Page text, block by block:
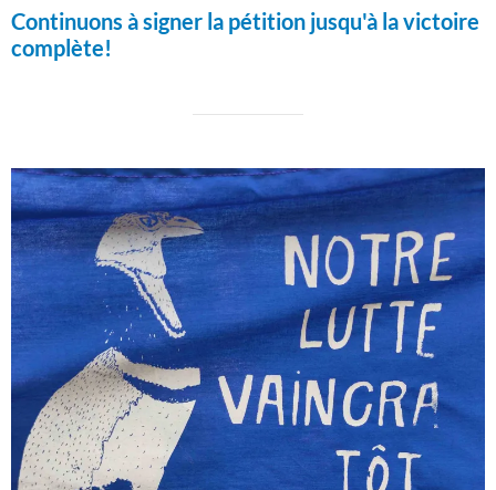
Continuons à signer la pétition jusqu'à la victoire
complète!